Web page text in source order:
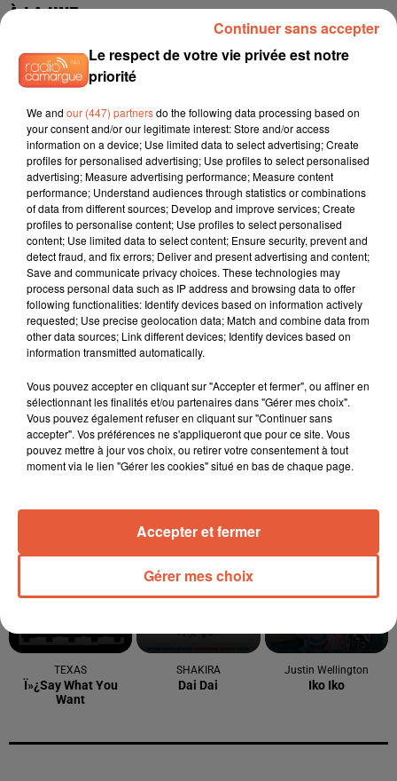
À LA UNE
6 août 2026
abrivado à Saliers,...
appelle à la plus...
Le respect de votre vie privée est notre
priorité
We and our (447) partnersdo the following data processing based on
your consent and/or our legitimate interest: Store and/or access
information on a device; Use limited data to select advertising; Create
profiles for personalised advertising; Use profiles to select personalised
advertising; Measure advertising performance; Measure content
performance; Understand audiences through statistics or combinations
of data from different sources; Develop and improve services; Create
profiles to personalise content; Use profiles to select personalised
content; Use limited data to select content; Ensure security, prevent and
detect fraud, and fix errors; Deliver and present advertising and content;
Save and communicate privacy choices. These technologies may
process personal data such as IP address and browsing data to offer
following functionalities: Identify devices based on information actively
requested; Use precise geolocation data; Match and combine data from
other data sources; Link different devices; Identify devices based on
information transmitted automatically.
Vous pouvez accepter en cliquant sur "Accepter et fermer", ou affiner en
sélectionnant les finalités et/ou partenaires dans "Gérer mes choix".
Vous pouvez également refuser en cliquant sur "Continuer sans
accepter". Vos préférences ne s'appliqueront que pour ce site. Vous
pouvez mettre à jour vos choix, ou retirer votre consentement à tout
moment via le lien "Gérer les cookies" situé en bas de chaque page.
Gérer mes choix
Accepter et fermer
Continuer sans accepter